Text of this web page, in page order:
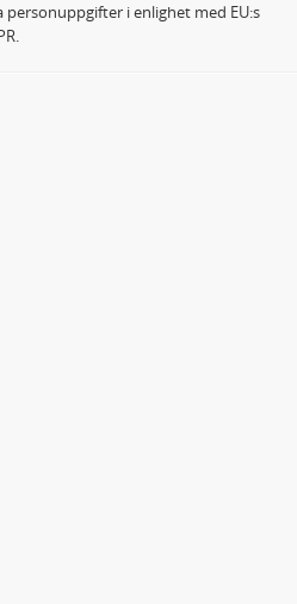
i enlighet med EU:s